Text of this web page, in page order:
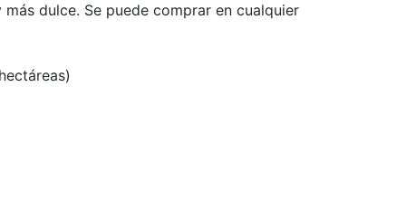
dulce. Se puede comprar en cualquier